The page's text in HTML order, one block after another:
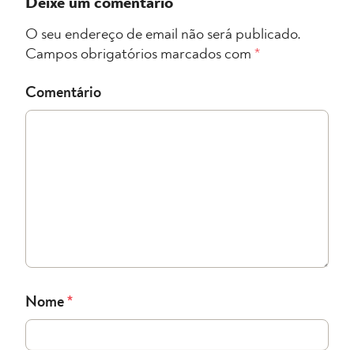
O seu endereço de email não será publicado.
Campos obrigatórios marcados com *
Comentário
Nome *